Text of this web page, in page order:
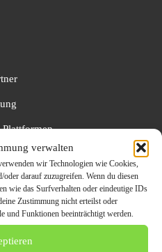
verwalten
wir Technologien wie Cookies,
darauf zuzugreifen. Wenn du diesen
wie das Surfverhalten oder eindeutige IDs
Zustimmung nicht erteilst oder
und Funktionen beeinträchtigt werden.
sorgt für realistische und